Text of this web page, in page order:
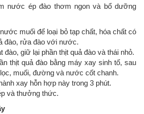
nước ép đào thơm ngon và bổ dưỡng
muối để loại bỏ tạp chất, hóa chất có
đào, rửa đào với nước.
đào, giữ lại phần thịt quả đào và thái nhỏ.
thịt quả đào bằng máy xay sinh tố, sau
muối, đường và nước cốt chanh.
xay hỗn hợp này trong 3 phút.
và thưởng thức.